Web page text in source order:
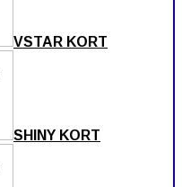
VSTAR KORT
SHINY KORT